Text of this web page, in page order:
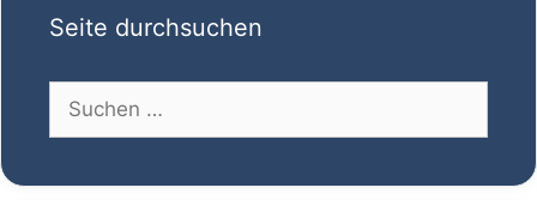
Seite durchsuchen
nach: